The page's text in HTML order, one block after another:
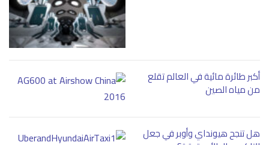
أكبر طائرة مائية في العالم تقلع
من مياه الصين
هل تنجح هيونداي وأوبر في جعل